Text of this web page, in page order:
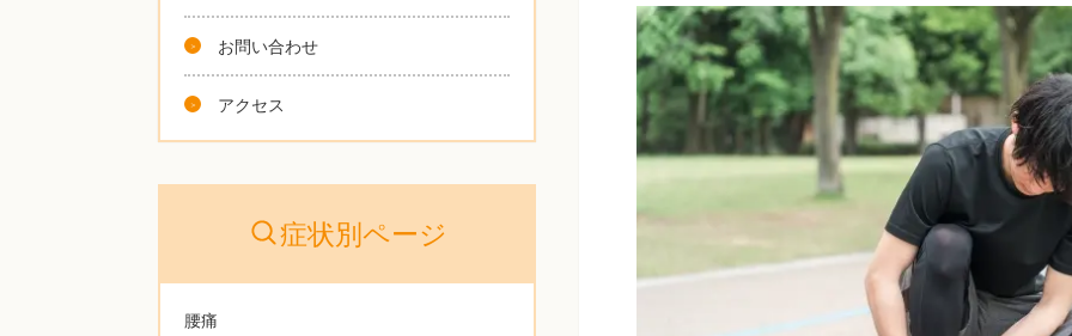
お問い合わせ
アクセス
症状別ページ
腰痛